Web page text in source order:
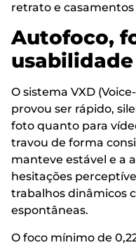
retrato e casamentos
Autofoco,
usabilidade
O sistema VXD
provou ser rápido,
foto quanto para
travou de forma
manteve estável e a
hesitações
trabalhos dinâmicos
espontâneas.
O foco mínimo de